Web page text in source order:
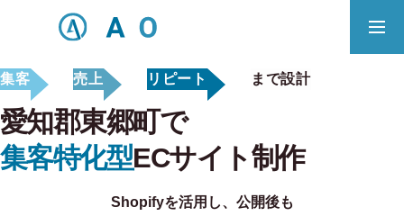
事業内容 無料相談
ECサイト制作対応エリア
集客 売上 リピート まで設計
愛知郡東郷町で
集客特化型ECサイト制作
Shopifyを活用し、 公開後も